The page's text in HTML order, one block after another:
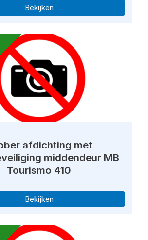
Bekijken
afdichting met
middendeur MB
Tourismo 410
Bekijken